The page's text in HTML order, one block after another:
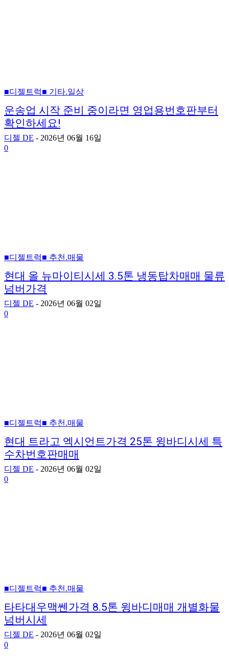
■디젤트럭■ 기타.일상
운송업 시작 준비 중이라면 영업용번호판부터
확인하세요!
디젤 DE - 2026년 06월 16일
0
■디젤트럭■ 추천.매물
현대 올 뉴마이티시세 3.5톤 냉동탑차매매 물류
넘버가격
디젤 DE - 2026년 06월 02일
0
■디젤트럭■ 추천.매물
현대 트라고 엑시언트가격 25톤 윙바디시세 특
수차번호판매매
디젤 DE - 2026년 06월 02일
0
■디젤트럭■ 추천.매물
타타대우맥쎈가격 8.5톤 윙바디매매 개별화물
넘버시세
디젤 DE - 2026년 06월 02일
0